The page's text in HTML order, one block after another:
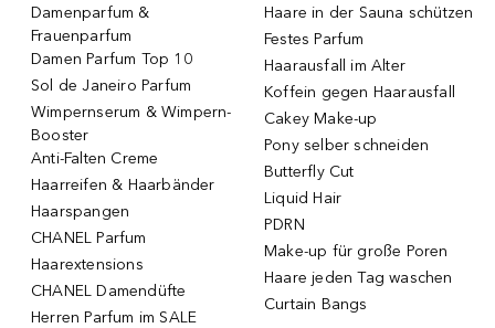
Damenparfum &
Frauenparfum
Damen Parfum Top 10
Sol de Janeiro Parfum
Wimpernserum & Wimpern-
Booster
Anti-Falten Creme
Haarreifen & Haarbänder
Haarspangen
CHANEL Parfum
Haarextensions
CHANEL Damendüfte
Herren Parfum im SALE
Haare in der Sauna schützen
Festes Parfum
Haarausfall im Alter
Koffein gegen Haarausfall
Cakey Make-up
Pony selber schneiden
Butterfly Cut
Liquid Hair
PDRN
Make-up für große Poren
Haare jeden Tag waschen
Curtain Bangs